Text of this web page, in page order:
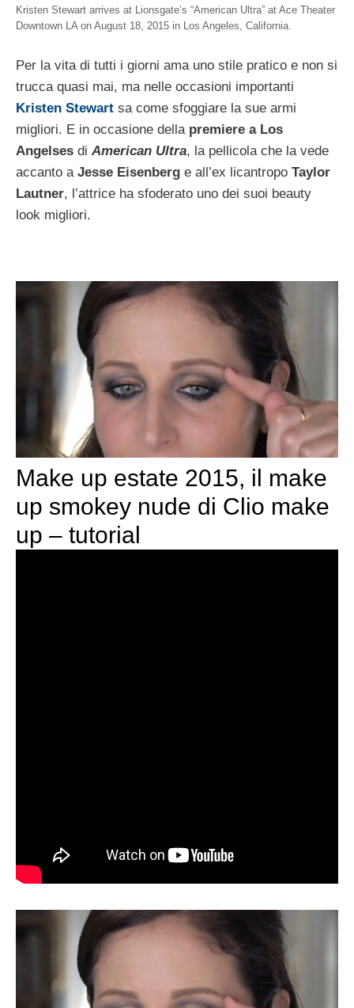
Kristen Stewart arrives at Lionsgate’s “American Ultra” at Ace Theater
Downtown LA on August 18, 2015 in Los Angeles, California.
Per la vita di tutti i giorni ama uno stile pratico e non si
trucca quasi mai, ma nelle occasioni importanti
Kristen Stewart sa come sfoggiare la sue armi
migliori. E in occasione della premiere a Los
Angelses di American Ultra, la pellicola che la vede
accanto a Jesse Eisenberg e all’ex licantropo Taylor
Lautner, l’attrice ha sfoderato uno dei suoi beauty
look migliori.
Make up estate 2015, il make
up smokey nude di Clio make
up – tutorial